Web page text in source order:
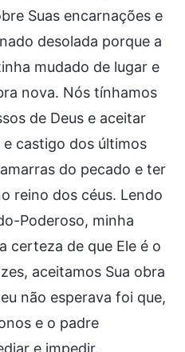
Suas encarnações e
desolada porque a
mudado de lugar e
nova. Nós tínhamos
de Deus e aceitar
castigo dos últimos
do pecado e ter
reino dos céus. Lendo
Poderoso, minha
certeza de que Ele é o
aceitamos Sua obra
não esperava foi que,
e o padre
e impedir.